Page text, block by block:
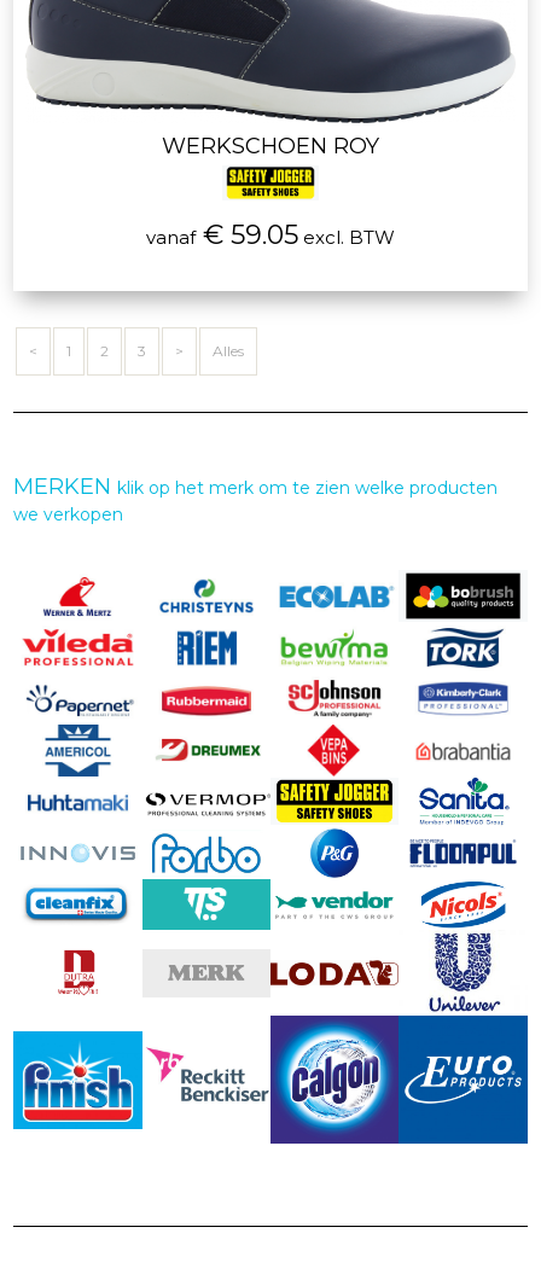
WERKSCHOEN ROY
vanaf€ 59.05 excl. BTW
< 1 2 3 > Alles
MERKENklik op het merk om te zien welke producten
we verkopen